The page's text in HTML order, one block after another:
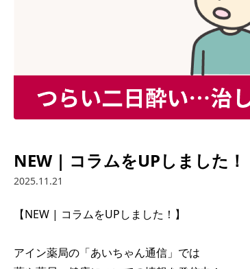
NEW | コラムをUPしました！
2025.11.21
【NEW | コラムをUPしました！】
アイン薬局の「あいちゃん通信」では